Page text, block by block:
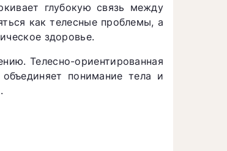
глубокую связь между
как телесные проблемы, а
здоровье.
Телесно-ориентированная
понимание тела и